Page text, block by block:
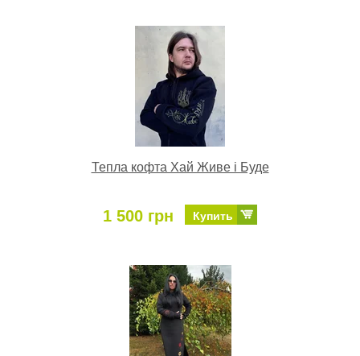
Тепла кофта Хай Живе і Буде
1 500 грн Купить